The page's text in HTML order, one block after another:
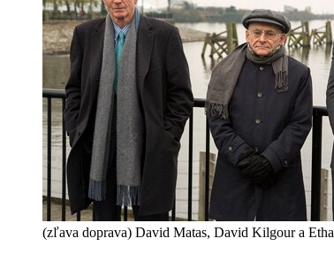
(zľava doprava) David Matas, David Kilgour a